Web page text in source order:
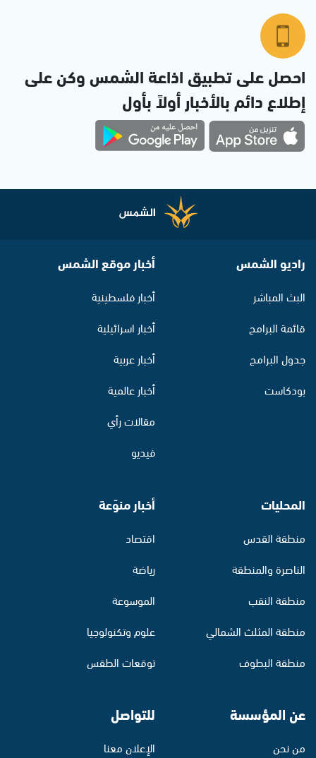
احصل على تطبيق اذاعة الشمس وكن على
إطلاع دائم بالأخبار أولاً بأول
راديو الشمس
البث المباشر
قائمة البرامج
جدول البرامج
بودكاست
أخبار موقع الشمس
أخبار فلسطينية
أخبار اسرائيلية
أخبار عربية
أخبار عالمية
مقالات رأي
فيديو
المحليات
منطقة القدس
الناصرة والمنطقة
منطقة النقب
منطقة المثلث الشمالي
منطقة البطوف
أخبار منوّعة
اقتصاد
رياضة
الموسوعة
علوم وتكنولوجيا
توقعات الطقس
عن المؤسسة
من نحن
للتواصل
الإعلان معنا